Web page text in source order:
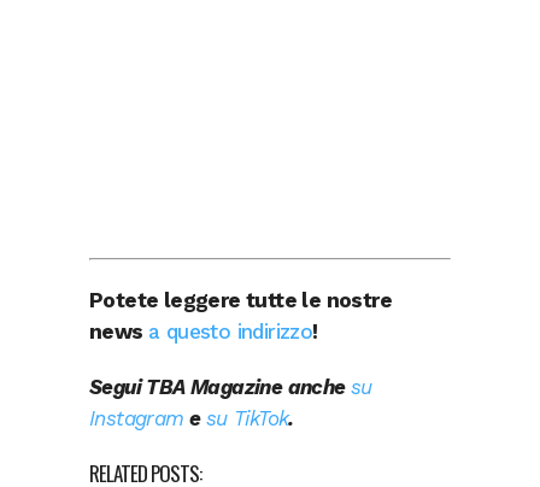
Potete leggere tutte le nostre
news a questo indirizzo!
Segui TBA Magazine anche su
Instagram e su TikTok.
RELATED POSTS: